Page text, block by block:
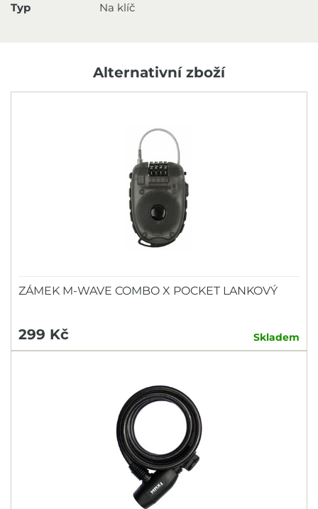
Typ Na klíč
Alternativní zboží
ZÁMEK M-WAVE COMBO X POCKET LANKOVÝ
299 Kč Skladem